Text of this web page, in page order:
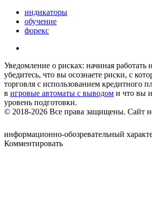
индикаторы
обучение
форекс
Уведомление о рисках: начиная
убедитесь, что вы осознаете риски, с
торговля с использованием кредитного
в игровые автоматы с выводом и что вы
уровень подготовки.
© 2018-2026 Все права защищены. Сайт
информационно-обозревательный
Комментировать